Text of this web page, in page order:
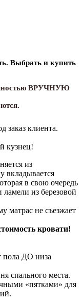
Выбрать и купить
ВРУЧНУЮ
клиента.
кузнец!
из
вкладывается
в свою очередь
из березовой
матрас не съезжает
кровати!
пола ДО низа
спального места.
«пятками» для